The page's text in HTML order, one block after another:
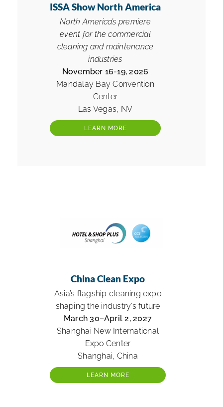
ISSA Show North America
North America’s premiere
event for the commercial
cleaning and maintenance
industries
November 16-19, 2026
Mandalay Bay Convention
Center
Las Vegas, NV
LEARN MORE
China Clean Expo
Asia’s flagship cleaning expo
shaping the industry’s future
March 30–April 2, 2027
Shanghai New International
Expo Center
Shanghai, China
LEARN MORE